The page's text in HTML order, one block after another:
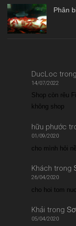
Phân
DucLoc trong
14/07/2022
Shop còn rêu
không shop
hữu phước
01/09/2020
cho mình hỏi
Khách trong
26/04/2020
cho hoi tom
Khải trong
05/04/2020